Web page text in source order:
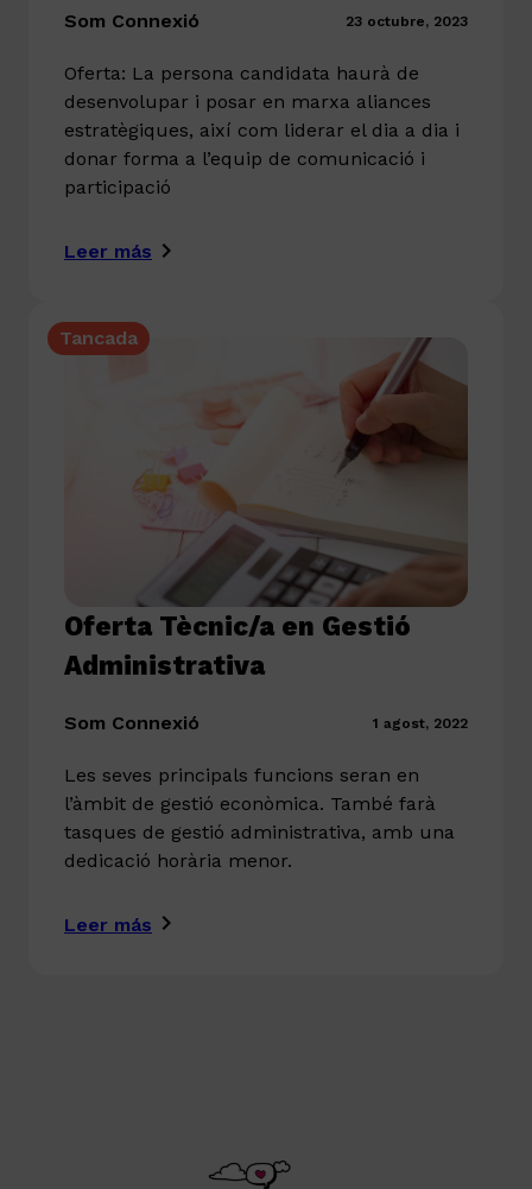
Som Connexió 23 octubre, 2023
Oferta: La persona candidata haurà de
desenvolupar i posar en marxa aliances
estratègiques, així com liderar el dia a dia i
donar forma a l’equip de comunicació i
participació
Leer más
Tancada
Oferta Tècnic/a en Gestió
Administrativa
Som Connexió 1 agost, 2022
Les seves principals funcions seran en
l’àmbit de gestió econòmica. També farà
tasques de gestió administrativa, amb una
dedicació horària menor.
Leer más